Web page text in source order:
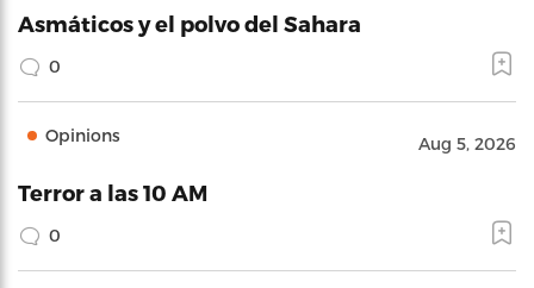
Asmáticos y el polvo del Sahara
0
Opinions Aug 5, 2026
Terror a las 10 AM
0